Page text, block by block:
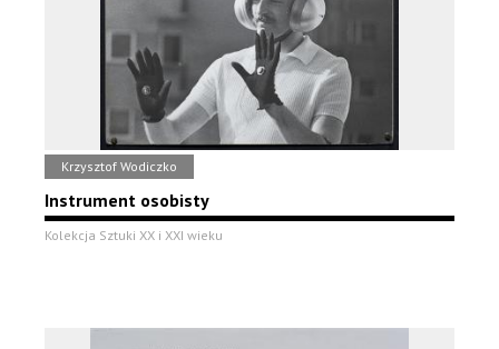
Krzysztof Wodiczko
Instrument osobisty
Kolekcja Sztuki XX i XXI wieku